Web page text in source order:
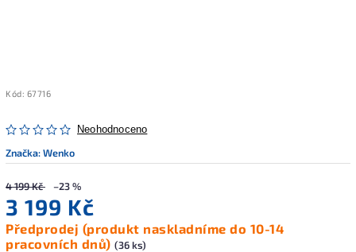
Kód: 67716
Neohodnoceno
Značka:Wenko
4 199 Kč –23 %
3 199 Kč
Předprodej (produkt naskladníme do 10-14
pracovních dnů) (36 ks)